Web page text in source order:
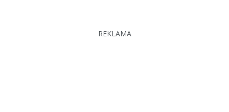
REKLAMA